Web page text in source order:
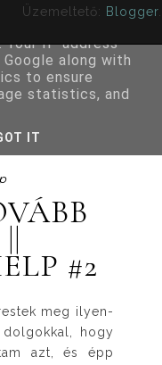
Üzemeltető: Blogger
#2
meg ilyen-
hogy
azt, és épp
to deliver its
IP address
along with
to ensure
statistics, and
IT